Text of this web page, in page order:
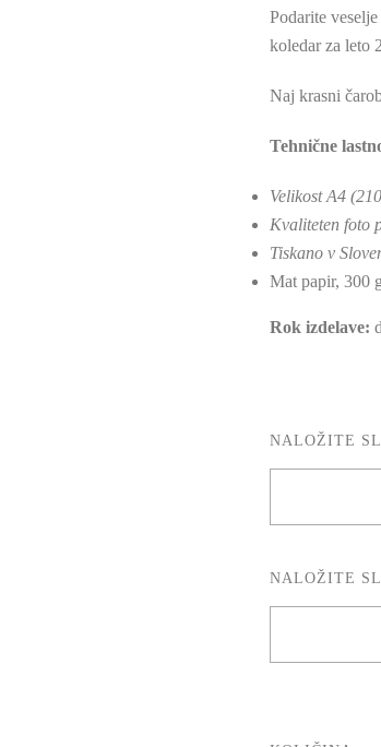
Podarite
koledar za leto
Naj krasni
Tehnične
Velikost A4
Kvaliteten foto
Tiskano v
Mat papir, 300 g
Rok izdelave:
NALOŽITE
NALOŽITE